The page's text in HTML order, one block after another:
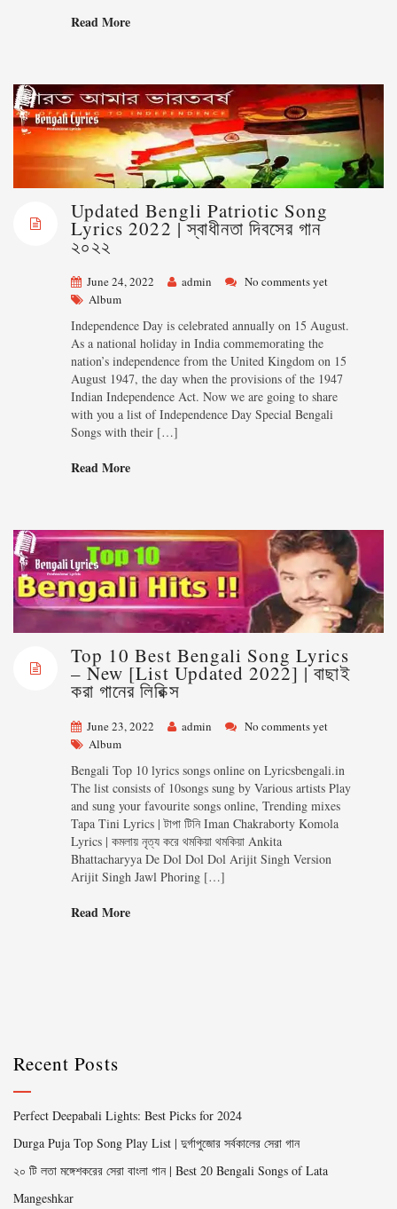
Read More
Updated Bengli Patriotic Song
Lyrics 2022 | স্বাধীনতা দিবসের গান
২০২২
June 24, 2022 admin
No comments yet
Album
Independence Day is celebrated annually on 15 August.
As a national holiday in India commemorating the
nation’s independence from the United Kingdom on 15
August 1947, the day when the provisions of the 1947
Indian Independence Act. Now we are going to share
with you a list of Independence Day Special Bengali
Songs with their […]
Read More
Top 10 Best Bengali Song Lyrics
– New [List Updated 2022] | বাছাই
করা গানের লিরিক্স
June 23, 2022 admin
No comments yet
Album
Bengali Top 10 lyrics songs online on Lyricsbengali.in
The list consists of 10songs sung by Various artists Play
and sung your favourite songs online, Trending mixes
Tapa Tini Lyrics | টাপা টিনি Iman Chakraborty Komola
Lyrics | কমলায় নৃত্য করে থমকিয়া থমকিয়া Ankita
Bhattacharyya De Dol Dol Dol Arijit Singh Version
Arijit Singh Jawl Phoring […]
Read More
Recent Posts
Perfect Deepabali Lights: Best Picks for 2024
Durga Puja Top Song Play List | দুর্গাপুজোর সর্বকালের সেরা গান
২০ টি লতা মঙ্গেশকরের সেরা বাংলা গান | Best 20 Bengali Songs of Lata
Mangeshkar